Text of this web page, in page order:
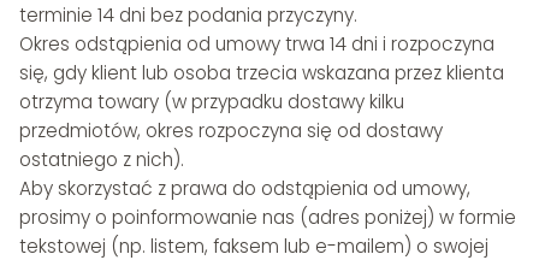
terminie 14 dni bez podania przyczyny.
Okres odstąpienia od umowy trwa 14 dni i rozpoczyna
się, gdy klient lub osoba trzecia wskazana przez klienta
otrzyma towary (w przypadku dostawy kilku
przedmiotów, okres rozpoczyna się od dostawy
ostatniego z nich).
Aby skorzystać z prawa do odstąpienia od umowy,
prosimy o poinformowanie nas (adres poniżej) w formie
tekstowej (np. listem, faksem lub e-mailem) o swojej